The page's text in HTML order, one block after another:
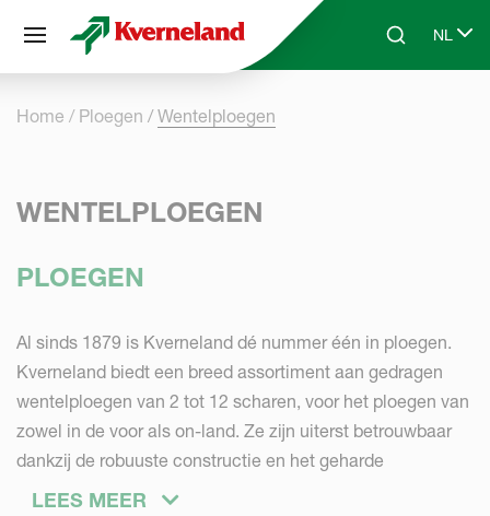
Skip to main contentSearchNL
Select
Home Ploegen Wentelploegen
WENTELPLOEGEN
PLOEGEN
Al sinds 1879 is Kverneland dé nummer één in ploegen.
Kverneland biedt een breed assortiment aan gedragen
wentelploegen van 2 tot 12 scharen, voor het ploegen van
zowel in de voor als on-land. Ze zijn uiterst betrouwbaar
dankzij de robuuste constructie en het geharde
Kverneland staal. De Variomat voor het traploos verstellen
LEES MEER
Cookies beheer paneel